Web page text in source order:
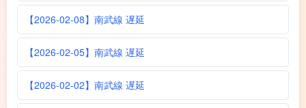
【2026-02-08】南武線 遅延
【2026-02-05】南武線 遅延
【2026-02-02】南武線 遅延